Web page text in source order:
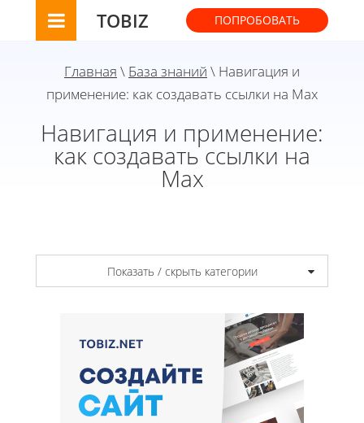
TOBIZ ПОПРОБОВАТЬ
Главная \ База знаний \ Навигация и
применение: как создавать ссылки на Max
Навигация и применение:
как создавать ссылки на
Max
Показать / скрыть категории